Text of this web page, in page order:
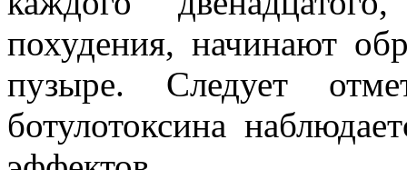
похудения, начинают
пузыре. Следует
ботулотоксина